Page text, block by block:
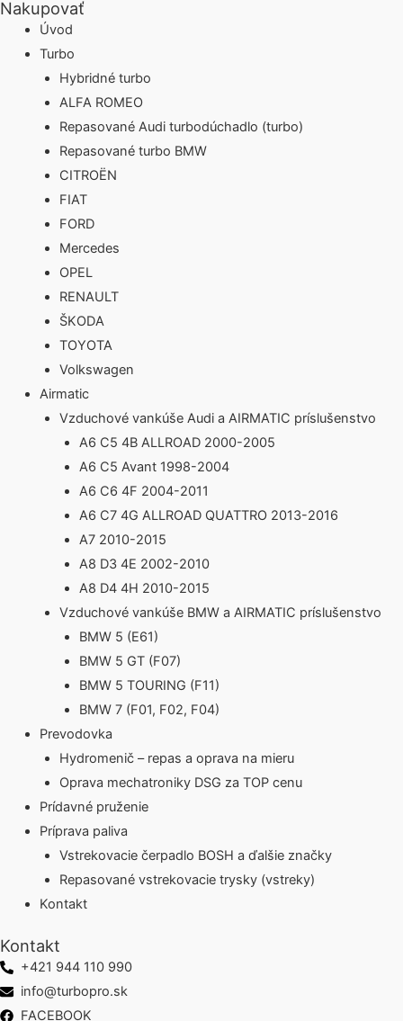
Nakupovať
Úvod
Turbo
Hybridné turbo
ALFA ROMEO
Repasované Audi turbodúchadlo (turbo)
Repasované turbo BMW
CITROËN
FIAT
FORD
Mercedes
OPEL
RENAULT
ŠKODA
TOYOTA
Volkswagen
Airmatic
Vzduchové vankúše Audi a AIRMATIC príslušenstvo
A6 C5 4B ALLROAD 2000-2005
A6 C5 Avant 1998-2004
A6 C6 4F 2004-2011
A6 C7 4G ALLROAD QUATTRO 2013-2016
A7 2010-2015
A8 D3 4E 2002-2010
A8 D4 4H 2010-2015
Vzduchové vankúše BMW a AIRMATIC príslušenstvo
BMW 5 (E61)
BMW 5 GT (F07)
BMW 5 TOURING (F11)
BMW 7 (F01, F02, F04)
Prevodovka
Hydromenič – repas a oprava na mieru
Oprava mechatroniky DSG za TOP cenu
Prídavné pruženie
Príprava paliva
Vstrekovacie čerpadlo BOSH a ďalšie značky
Repasované vstrekovacie trysky (vstreky)
Kontakt
Kontakt
+421 944 110 990
info@turbopro.sk
FACEBOOK